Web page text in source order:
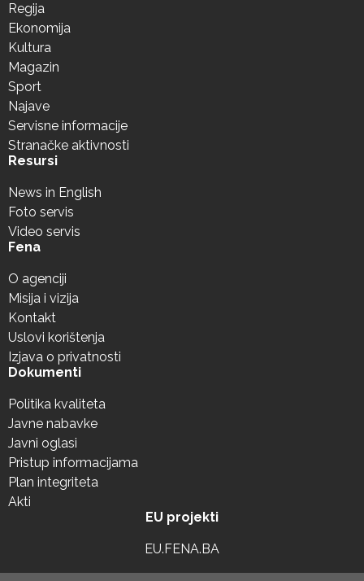
Regija
Ekonomija
Kultura
Magazin
Sport
Najave
Servisne informacije
Stranačke aktivnosti
Resursi
News in English
Foto servis
Video servis
Fena
O agenciji
Misija i vizija
Kontakt
Uslovi korištenja
Izjava o privatnosti
Dokumenti
Politika kvaliteta
Javne nabavke
Javni oglasi
Pristup informacijama
Plan integriteta
Akti
EU projekti
EU.FENA.BA